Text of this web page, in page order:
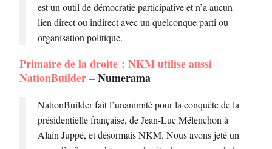
est un outil de démocratie participative et n’a aucun
lien direct ou indirect avec un quelconque parti ou
organisation politique.
Primaire de la droite : NKM utilise aussi
NationBuilder– Numerama
NationBuilder fait l’unanimité pour la conquête de la
présidentielle française, de Jean-Luc Mélenchon à
Alain Juppé, et désormais NKM. Nous avons jeté un